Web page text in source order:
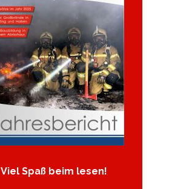
Viel Spaß beim lesen!